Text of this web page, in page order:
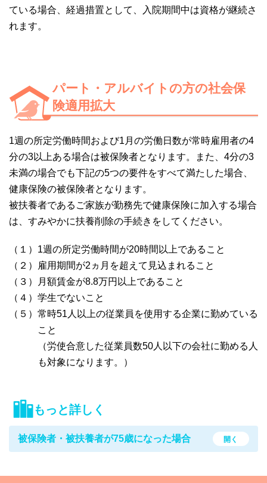
ている場合、経過措置として、入院期間中は資格が継続さ
れます。
パート・アルバイトの方の社会保
険適用拡大
1週の所定労働時間および1月の労働日数が常時雇用者の4
分の3以上ある場合は被保険者となります。また、4分の3
未満の場合でも下記の5つの要件をすべて満たした場合、
健康保険の被保険者となります。
被扶養者であるご家族が勤務先で健康保険に加入する場合
は、すみやかに扶養削除の手続きをしてください。
（１）1週の所定労働時間が20時間以上であること
（２）雇用期間が2ヵ月を超えて見込まれること
（３）月額賃金が8.8万円以上であること
（４）学生でないこと
（５）常時51人以上の従業員を使用する企業に勤めている
こと
（労使合意した従業員数50人以下の会社に勤める人
も対象になります。）
もっと詳しく
被保険者・被扶養者が75歳になった場合 開く